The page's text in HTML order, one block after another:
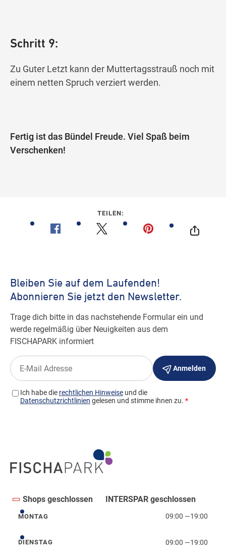
Schritt 9:
Zu Guter Letzt kann der Muttertagsstrauß noch mit
einem netten Spruch verziert werden.
Fertig ist das Bündel Freude. Viel Spaß beim
Verschenken!
TEILEN:
Shops geschlossen INTERSPAR geschlossen
Montag
MONTAG 09:00 —19:00
Dienstag
DIENSTAG 09:00 —19:00